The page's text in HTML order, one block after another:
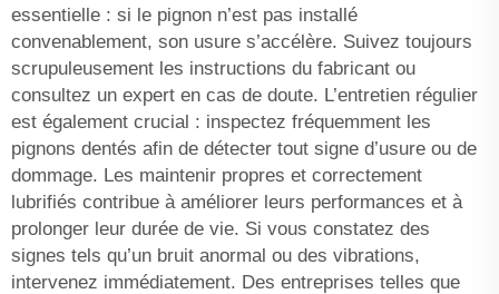
essentielle : si le pignon n’est pas installé
convenablement, son usure s’accélère. Suivez toujours
scrupuleusement les instructions du fabricant ou
consultez un expert en cas de doute. L’entretien régulier
est également crucial : inspectez fréquemment les
pignons dentés afin de détecter tout signe d’usure ou de
dommage. Les maintenir propres et correctement
lubrifiés contribue à améliorer leurs performances et à
prolonger leur durée de vie. Si vous constatez des
signes tels qu’un bruit anormal ou des vibrations,
intervenez immédiatement. Des entreprises telles que